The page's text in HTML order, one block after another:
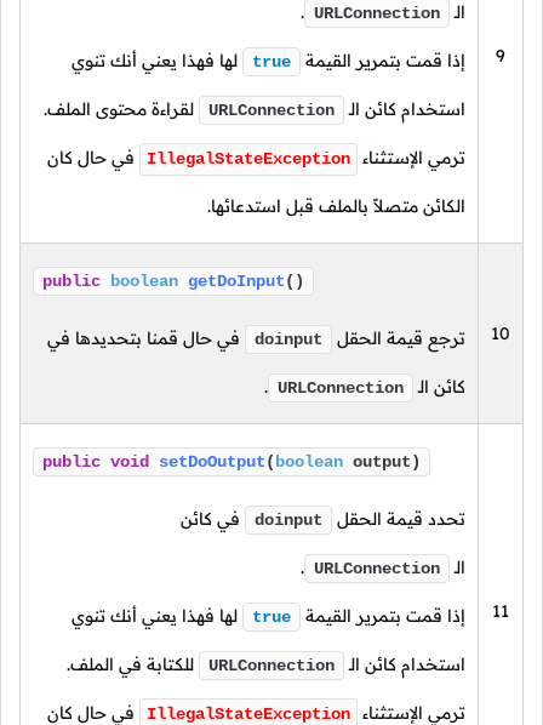
9
الـ URLConnection
.
إذا قمت بتمرير القيمة true لها فهذا يعني أنك تنوي
استخدام كائن الـ URLConnection لقراءة محتوى الملف.
ترمي الإستثناء IllegalStateException في حال كان
الكائن متصلاً بالملف قبل استدعائها.
10
public boolean getDoInput()
ترجع قيمة الحقل doinput في حال قمنا بتحديدها في
كائن الـ URLConnection
.
11
public void setDoOutput( boolean output)
تحدد قيمة الحقل doinput في كائن
الـ URLConnection
.
إذا قمت بتمرير القيمة true لها فهذا يعني أنك تنوي
استخدام كائن الـ URLConnection للكتابة في الملف.
ترمي الإستثناء IllegalStateException في حال كان